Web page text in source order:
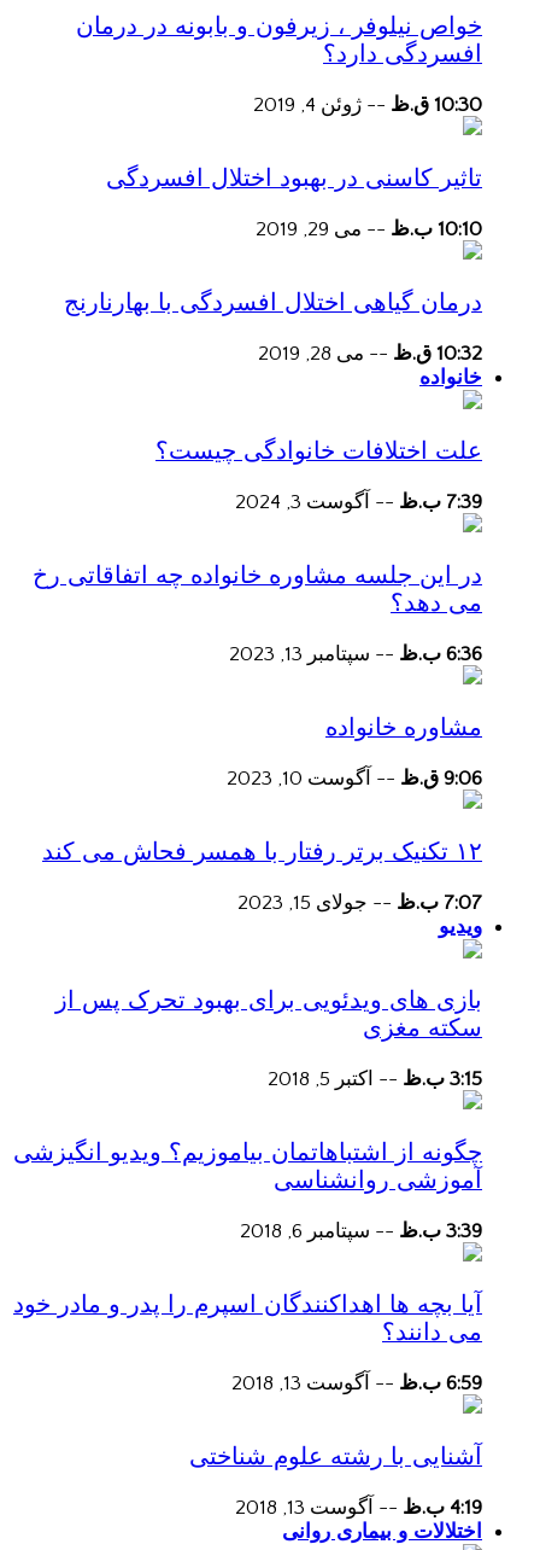
خواص نیلوفر ، زیرفون و بابونه در درمان
افسردگی دارد؟
10:30 ق.ظ -- ژوئن 4, 2019
تاثیر کاسنی در بهبود اختلال افسردگی
10:10 ب.ظ -- می 29, 2019
درمان گیاهی اختلال افسردگی با بهارنارنج
10:32 ق.ظ -- می 28, 2019
خانواده
علت اختلافات خانوادگی چیست؟
7:39 ب.ظ -- آگوست 3, 2024
در این جلسه مشاوره خانواده چه اتفاقاتی رخ
می دهد؟
6:36 ب.ظ -- سپتامبر 13, 2023
مشاوره خانواده
9:06 ق.ظ -- آگوست 10, 2023
۱۲ تکنیک برتر رفتار با همسر فحاش می کند
7:07 ب.ظ -- جولای 15, 2023
ویدیو
بازی های ویدئویی برای بهبود تحرک پس از
سکته مغزی
3:15 ب.ظ -- اکتبر 5, 2018
چگونه از اشتباهاتمان بیاموزیم؟ ویدیو انگیزشی
آموزشی روانشناسی
3:39 ب.ظ -- سپتامبر 6, 2018
آیا بچه ها اهداکنندگان اسپرم را پدر و مادر خود
می دانند؟
6:59 ب.ظ -- آگوست 13, 2018
آشنایی با رشته علوم شناختی
4:19 ب.ظ -- آگوست 13, 2018
اختلالات و بیماری روانی